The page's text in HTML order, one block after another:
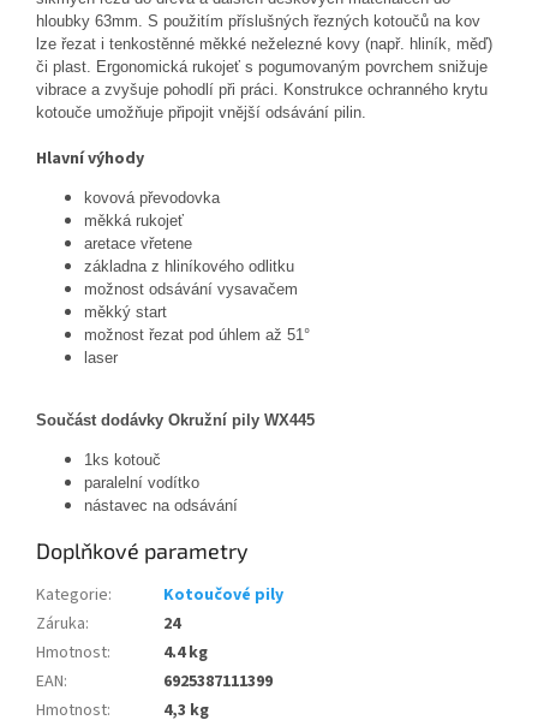
hloubky 63mm. S použitím příslušných řezných kotoučů na kov
lze řezat i tenkostěnné měkké neželezné kovy (např. hliník, měď)
či plast. Ergonomická rukojeť s pogumovaným povrchem snižuje
vibrace a zvyšuje pohodlí při práci. Konstrukce ochranného krytu
kotouče umožňuje připojit vnější odsávání pilin.
Hlavní výhody
kovová převodovka
měkká rukojeť
aretace vřetene
základna z hliníkového odlitku
možnost odsávání vysavačem
měkký start
možnost řezat pod úhlem až 51°
laser
Součást dodávky Okružní pily WX445
1ks kotouč
paralelní vodítko
nástavec na odsávání
Doplňkové parametry
Kategorie:
Kotoučové pily
Záruka:
24
Hmotnost:
4.4 kg
EAN:
6925387111399
Hmotnost:
4,3 kg